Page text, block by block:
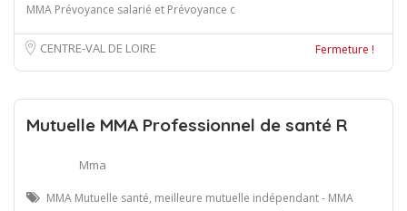
MMA Prévoyance salarié et Prévoyance c
CENTRE-VAL DE LOIRE Fermeture !
Mutuelle MMA Professionnel de santé R
Mma
MMA Mutuelle santé, meilleure mutuelle indépendant - MMA